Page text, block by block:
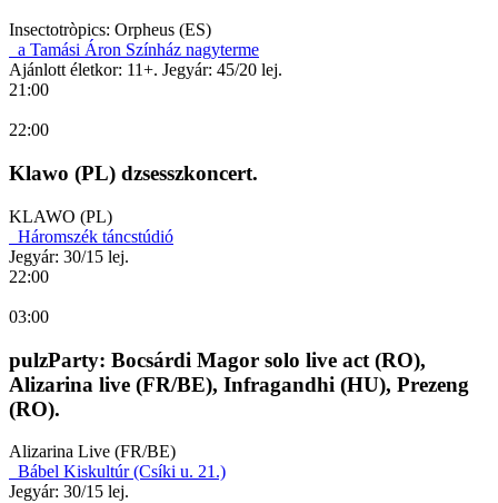
Insectotròpics: Orpheus (ES)
a Tamási Áron Színház nagyterme
Ajánlott életkor: 11+. Jegyár: 45/20 lej.
21:00
22:00
Klawo (PL) dzsesszkoncert.
KLAWO (PL)
Háromszék táncstúdió
Jegyár: 30/15 lej.
22:00
03:00
pulzParty: Bocsárdi Magor solo live act (RO),
Alizarina live (FR/BE), Infragandhi (HU), Prezeng
(RO).
Alizarina Live (FR/BE)
Bábel Kiskultúr (Csíki u. 21.)
Jegyár: 30/15 lej.